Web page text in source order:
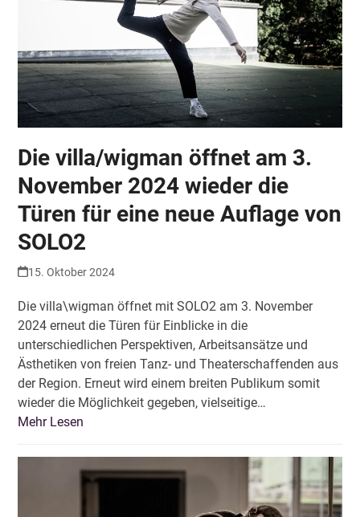
Die villa/wigman öffnet am 3.
November 2024 wieder die
Türen für eine neue Auflage von
SOLO2
15. Oktober 2024
Die villa\wigman öffnet mit SOLO2 am 3. November
2024 erneut die Türen für Einblicke in die
unterschiedlichen Perspektiven, Arbeitsansätze und
Ästhetiken von freien Tanz- und Theaterschaffenden aus
der Region. Erneut wird einem breiten Publikum somit
wieder die Möglichkeit gegeben, vielseitige…
Mehr Lesen